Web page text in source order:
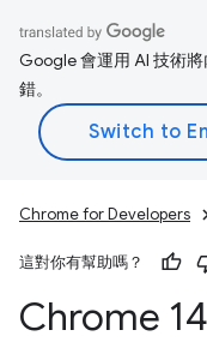
Google 會運用 AI 技術
錯。
Chrome for Developers
這對你有幫助嗎？
Chrome